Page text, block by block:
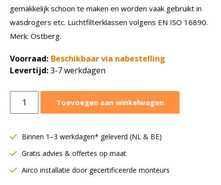
gemakkelijk schoon te maken en worden vaak gebruikt in
wasdrogers etc. Luchtfilterklassen volgens EN ISO 16890.
Merk: Östberg.
Voorraad: Beschikbaar via nabestelling
Levertijd:3-7 werkdagen
Grof
50%
Toevoegen aan winkelwagen
Binnen 1–3 werkdagen* geleverd (NL & BE)
Gratis advies & offertes op maat
Airco installatie door gecertificeerde monteurs